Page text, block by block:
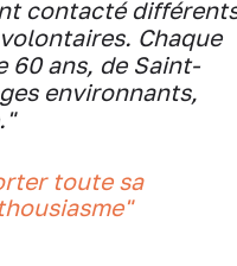
contacté
Chaque
60 ans, de Saint-
environnants,
toute sa